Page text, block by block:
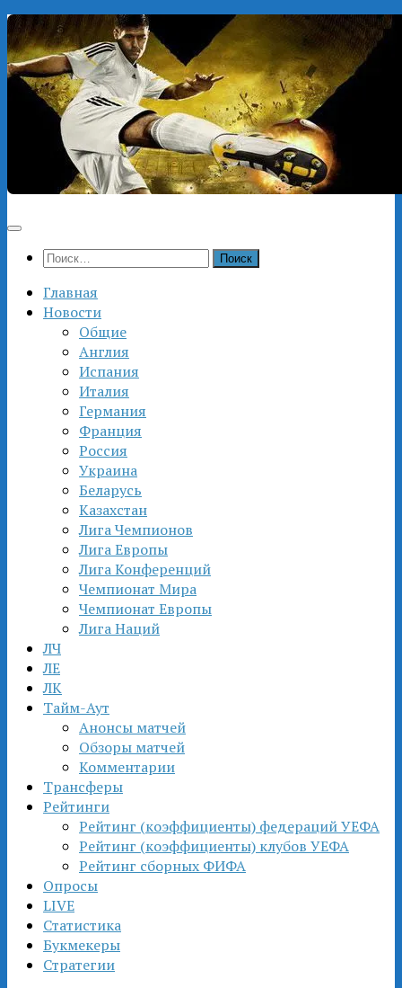
Перейти
к
содержимому
Найти:
Главная
Новости
Общие
Англия
Испания
Италия
Германия
Франция
Россия
Украина
Беларусь
Казахстан
Лига Чемпионов
Лига Европы
Лига Конференций
Чемпионат Мира
Чемпионат Европы
Лига Наций
ЛЧ
ЛЕ
ЛК
Тайм-Аут
Анонсы матчей
Обзоры матчей
Комментарии
Трансферы
Рейтинги
Рейтинг (коэффициенты) федераций УЕФА
Рейтинг (коэффициенты) клубов УЕФА
Рейтинг сборных ФИФА
Опросы
LIVE
Статистика
Букмекеры
Стратегии